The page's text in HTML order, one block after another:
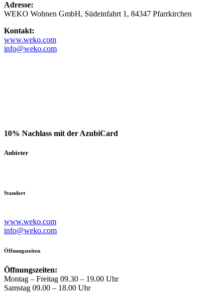
Adresse:
WEKO Wohnen GmbH, Südeinfahrt 1, 84347 Pfarrkirchen
Kontakt:
www.weko.com
info@weko.com
10% Nachlass mit der AzubiCard
Anbieter
Standort
www.weko.com
info@weko.com
Öffnungszeiten
Öffnungszeiten:
Montag – Freitag 09.30 – 19.00 Uhr
Samstag 09.00 – 18.00 Uhr